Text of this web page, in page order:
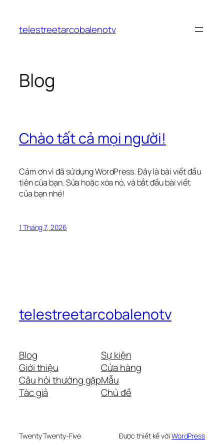
phầntelestreetarcobalenotv
Blog
Chào tất cả mọi người!
Cảm ơn vì đã sử dụng WordPress. Đây là bài viết đầu
tiên của bạn. Sửa hoặc xóa nó, và bắt đầu bài viết
của bạn nhé!
1 Tháng 7, 2026
telestreetarcobalenotv
Blog
Giới thiệu
Câu hỏi thường gặp
Tác giả
Sự kiện
Cửa hàng
Mẫu
Chủ đề
Twenty Twenty-Five Được thiết kế với WordPress